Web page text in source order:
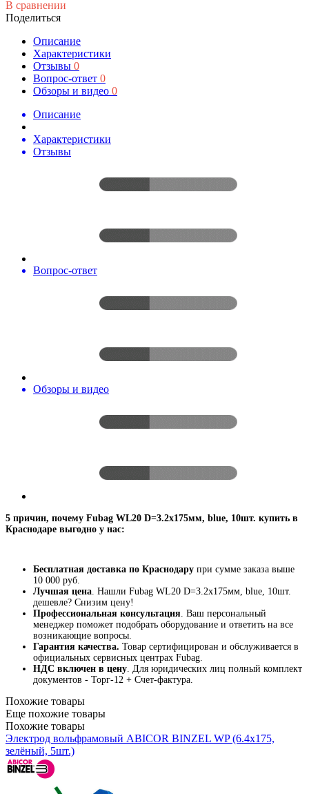
В сравнении
Поделиться
Описание
Характеристики
Отзывы 0
Вопрос-ответ 0
Обзоры и видео 0
Описание
Характеристики
Отзывы
Вопрос-ответ
Обзоры и видео
5 причин, почему Fubag WL20 D=3.2x175мм, blue, 10шт. купить в
Краснодаре выгодно у нас:
Бесплатная доставка по Краснодару при сумме заказа выше
10 000 руб.
Лучшая цена . Нашли Fubag WL20 D=3.2x175мм, blue, 10шт.
дешевле? Снизим цену!
Профессиональная консультация . Ваш персональный
менеджер поможет подобрать оборудование и ответить на все
возникающие вопросы.
Гарантия качества. Товар сертифицирован и обслуживается в
официальных сервисных центрах Fubag.
НДС включен в цену . Для юридических лиц полный комплект
документов - Торг-12 + Счет-фактура.
Похожие товары
Еще похожие товары
Похожие товары
Электрод вольфрамовый ABICOR BINZEL WP (6.4х175,
зелёный, 5шт.)